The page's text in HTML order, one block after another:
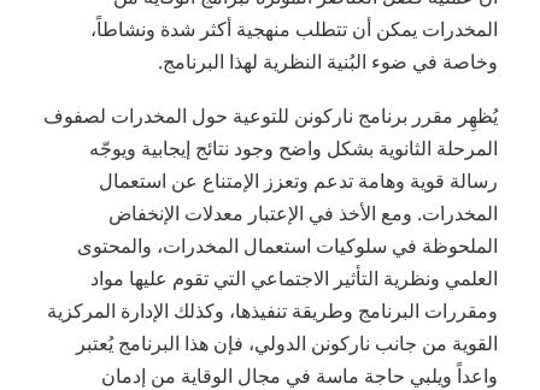
المخدرات يمكن أن تتطلب منهجية أكثر شدة ونشاطاً،
وخاصة في ضوء البُنية النظرية لهذا البرنامج.
يُظهِر مقرر برنامج ناركونن للتوعية حول المخدرات لصفوف
المرحلة الثانوية بشكل واضح وجود نتائج إيجابية ويوجّه
رسالة قوية وهامة تدعم وتعزز الإمتناع عن استعمال
المخدرات. ومع الأخذ في الإعتبار معدلات الإنخفاض
الملحوظة في سلوكيات استعمال المخدرات، والمحتوى
العلمي ونظرية التأثير الاجتماعي التي تقوم عليها مواد
ومقررات البرنامج وطريقة تنفيذها، وكذلك الإدارة المركزية
القوية من جانب ناركونن الدولي، فإن هذا البرنامج يُعتبر
واعداً ويلبي حاجة ماسة في مجال الوقاية من إدمان